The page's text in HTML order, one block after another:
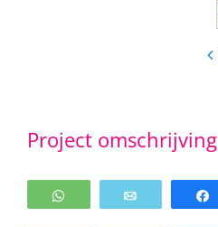
Project omschrijving
WhatsApp